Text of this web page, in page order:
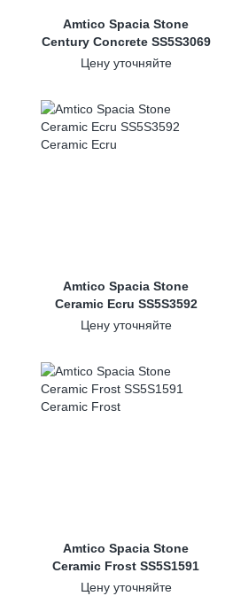
Amtico Spacia Stone
Century Concrete SS5S3069
Цену уточняйте
Amtico Spacia Stone
Ceramic Ecru SS5S3592
Цену уточняйте
Amtico Spacia Stone
Ceramic Frost SS5S1591
Цену уточняйте